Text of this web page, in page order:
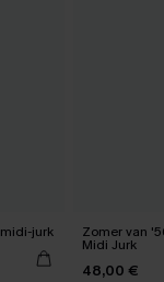
jurk Zomer van
Midi Jurk
48,00 €